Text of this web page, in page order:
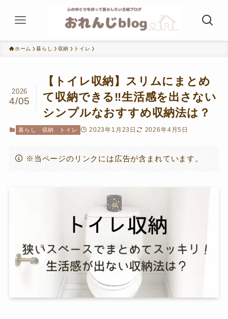
ホーム 暮らし 収納 トイレ
【トイレ収納】スリムにまとめ
て収納できる‼生活感を出さない
シンプルなおすすめ収納法は？
2026
4/05
暮らし 収納 トイレ 2023年1月23日 2026年4月5日
※当ページのリンクには広告が含まれています。